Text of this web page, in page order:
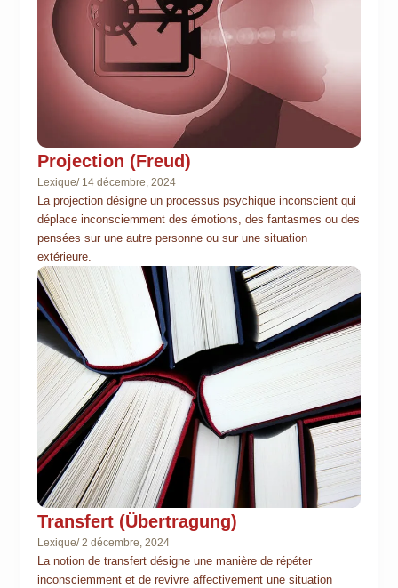
Projection (Freud)
Lexique/ 14 décembre, 2024
La projection désigne un processus psychique inconscient qui
déplace inconsciemment des émotions, des fantasmes ou des
pensées sur une autre personne ou sur une situation
extérieure.
Transfert (Übertragung)
Lexique/2 décembre, 2024
La notion de transfert désigne une manière de répéter
inconsciemment et de revivre affectivement une situation